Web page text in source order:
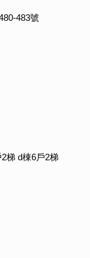
483號
梯 d棟6戶2梯